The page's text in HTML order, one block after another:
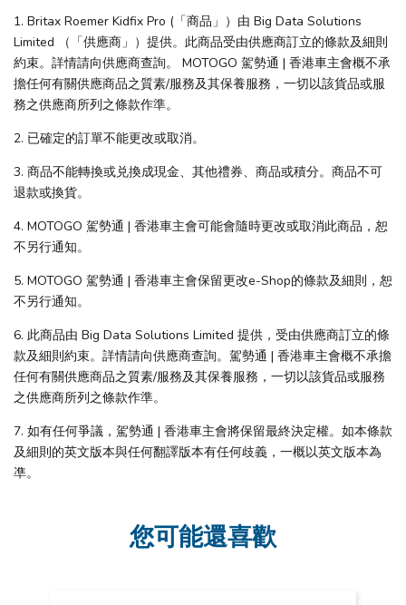
1. Britax Roemer Kidfix Pro (「商品」）由 Big Data Solutions
Limited （「供應商」）提供。此商品受由供應商訂立的條款及細則
約束。詳情請向供應商查詢。 MOTOGO 駕勢通 | 香港車主會概不承
擔任何有關供應商品之質素/服務及其保養服務，一切以該貨品或服
務之供應商所列之條款作準。
2. 已確定的訂單不能更改或取消。
3. 商品不能轉換或兑換成現金、其他禮券、商品或積分。商品不可
退款或換貨。
4. MOTOGO 駕勢通 | 香港車主會可能會隨時更改或取消此商品，恕
不另行通知。
5. MOTOGO 駕勢通 | 香港車主會保留更改e-Shop的條款及細則，恕
不另行通知。
6. 此商品由 Big Data Solutions Limited 提供，受由供應商訂立的條
款及細則約束。詳情請向供應商查詢。駕勢通 | 香港車主會概不承擔
任何有關供應商品之質素/服務及其保養服務，一切以該貨品或服務
之供應商所列之條款作準。
7. 如有任何爭議，駕勢通 | 香港車主會將保留最終決定權。如本條款
及細則的英文版本與任何翻譯版本有任何歧義，一概以英文版本為
凖。
您可能還喜歡